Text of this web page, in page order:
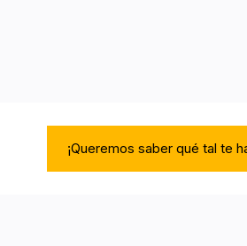
¡Queremos saber qué tal te